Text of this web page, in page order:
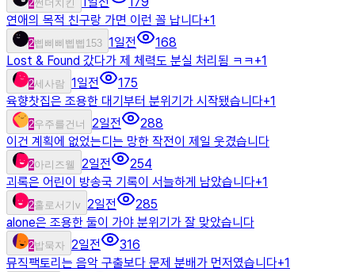
2썬더치킨
연애의 목적 친구랑 가면 이런 꼴 납니다+1
2삡삐삐삡삡153 1일전
168
Lost & Found 갔다가 제 체력도 분실 처리됨 ㅋㅋ+1
2세사람 1일전
175
육향찻집은 조용한 대기부터 분위기가 시작됐습니다+1
2우주를건너 2일전
288
이건 계획에 없었는디는 망한 작전이 제일 웃겼습니다
2아리즈웰 2일전
254
괴록은 어린이 방송국 기록이 서늘하게 남았습니다+1
2홀로서기v 2일전
285
alone은 조용한 둘이 가야 분위기가 잘 맞았습니다
2밥묵자 2일전
316
뮤직팩토리는 음악 구출보다 문제 분배가 먼저였습니다+1